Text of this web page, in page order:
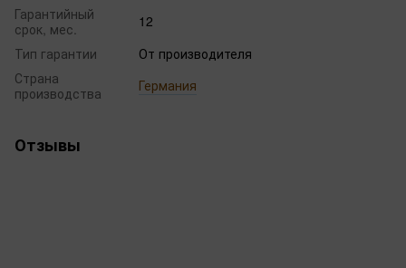
Гарантийный
срок, мес.
12
Тип гарантии
От производителя
Страна
производства
Германия
Отзывы